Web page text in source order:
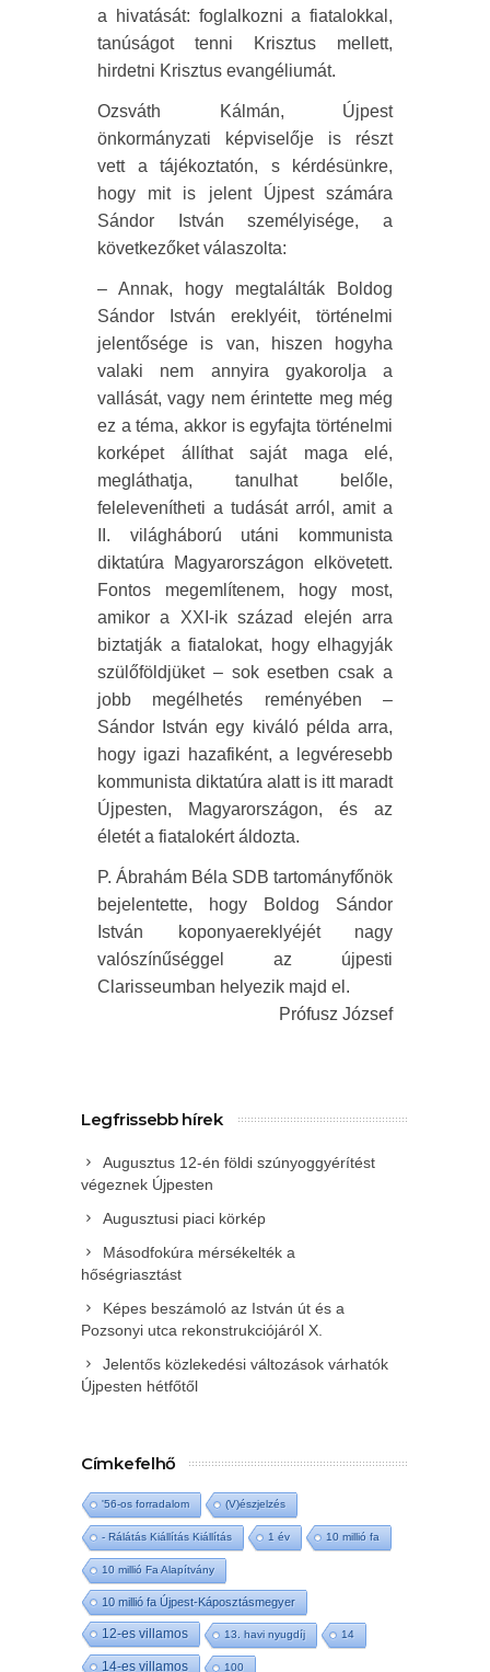
a hivatását: foglalkozni a fiatalokkal,
tanúságot tenni Krisztus mellett,
hirdetni Krisztus evangéliumát.
Ozsváth Kálmán, Újpest
önkormányzati képviselője is részt
vett a tájékoztatón, s kérdésünkre,
hogy mit is jelent Újpest számára
Sándor István személyisége, a
következőket válaszolta:
– Annak, hogy megtalálták Boldog
Sándor István ereklyéit, történelmi
jelentősége is van, hiszen hogyha
valaki nem annyira gyakorolja a
vallását, vagy nem érintette meg még
ez a téma, akkor is egyfajta történelmi
korképet állíthat saját maga elé,
megláthatja, tanulhat belőle,
felelevenítheti a tudását arról, amit a
II. világháború utáni kommunista
diktatúra Magyarországon elkövetett.
Fontos megemlítenem, hogy most,
amikor a XXI-ik század elején arra
biztatják a fiatalokat, hogy elhagyják
szülőföldjüket – sok esetben csak a
jobb megélhetés reményében –
Sándor István egy kiváló példa arra,
hogy igazi hazafiként, a legvéresebb
kommunista diktatúra alatt is itt maradt
Újpesten, Magyarországon, és az
életét a fiatalokért áldozta.
P. Ábrahám Béla SDB tartományfőnök
bejelentette, hogy Boldog Sándor
István koponyaereklyéjét nagy
valószínűséggel az újpesti
Clarisseumban helyezik majd el.
Prófusz József
Legfrissebb hírek
Augusztus 12-én földi szúnyoggyérítést
végeznek Újpesten
Augusztusi piaci körkép
Másodfokúra mérsékelték a
hőségriasztást
Képes beszámoló az István út és a
Pozsonyi utca rekonstrukciójáról X.
Jelentős közlekedési változások várhatók
Újpesten hétfőtől
Címkefelhő
'56-os forradalom (V)észjelzés
- Rálátás Kiállítás Kiállítás 1 év 10 millió fa
10 millió Fa Alapítvány
10 millió fa Újpest-Káposztásmegyer
12-es villamos 13. havi nyugdíj 14
14-es villamos 100